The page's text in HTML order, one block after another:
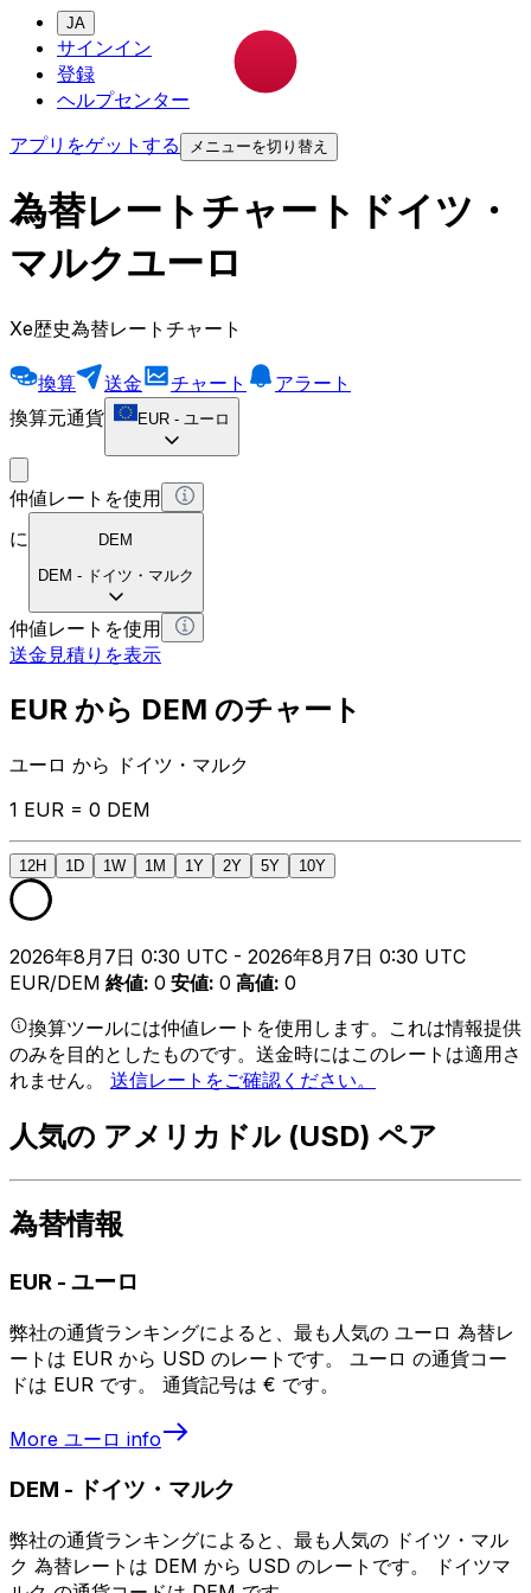
JA
サインイン
登録
ヘルプセンター
アプリをゲットする
メニューを切り替え
為替レートチャートドイツ・
マルクユーロ
Xe歴史為替レートチャート
換算 送金 チャート
アラート
換算元通貨
EUR - ユーロ
仲値レートを使用
に
DEM
DEM - ドイツ・マルク
仲値レートを使用
送金見積りを表示
EUR から DEM のチャート
ユーロ から ドイツ・マルク
1 EUR = 0 DEM
12H 1D 1W 1M 1Y 2Y 5Y 10Y
2026年8月7日 0:30 UTC - 2026年8月7日 0:30 UTC
EUR/DEM 終値: 0 安値: 0 高値: 0
換算ツールには仲値レートを使用します。これは情報提供
のみを目的としたものです。送金時にはこのレートは適用さ
れません。 送信レートをご確認ください。
人気の アメリカドル (USD) ペア
為替情報
EUR - ユーロ
弊社の通貨ランキングによると、最も人気の ユーロ 為替レ
ートは EUR から USD のレートです。 ユーロ の通貨コー
ドは EUR です。 通貨記号は € です。
More ユーロ info
DEM - ドイツ・マルク
弊社の通貨ランキングによると、最も人気の ドイツ・マル
ク 為替レートは DEM から USD のレートです。 ドイツマ